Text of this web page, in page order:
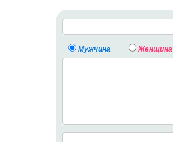
Мужчина Женщина